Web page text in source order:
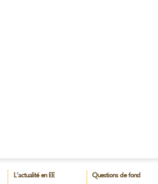
L’actualité en EE Questions de fond